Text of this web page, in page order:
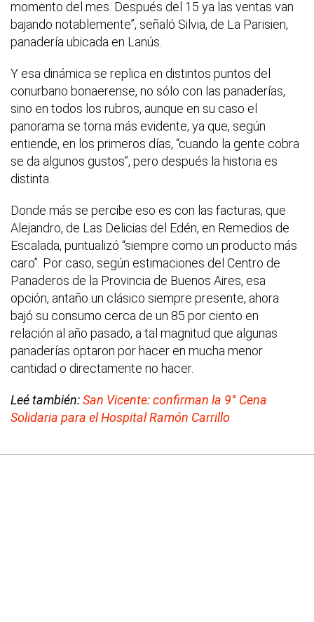
momento del mes. Después del 15 ya las ventas van
bajando notablemente”, señaló Silvia, de La Parisien,
panadería ubicada en Lanús.
Y esa dinámica se replica en distintos puntos del
conurbano bonaerense, no sólo con las panaderías,
sino en todos los rubros, aunque en su caso el
panorama se torna más evidente, ya que, según
entiende, en los primeros días, “cuando la gente cobra
se da algunos gustos”, pero después la historia es
distinta.
Donde más se percibe eso es con las facturas, que
Alejandro, de Las Delicias del Edén, en Remedios de
Escalada, puntualizó “siempre como un producto más
caro”. Por caso, según estimaciones del Centro de
Panaderos de la Provincia de Buenos Aires, esa
opción, antaño un clásico siempre presente, ahora
bajó su consumo cerca de un 85 por ciento en
relación al año pasado, a tal magnitud que algunas
panaderías optaron por hacer en mucha menor
cantidad o directamente no hacer.
Leé también:San Vicente: confirman la 9° Cena
Solidaria para el Hospital Ramón Carrillo